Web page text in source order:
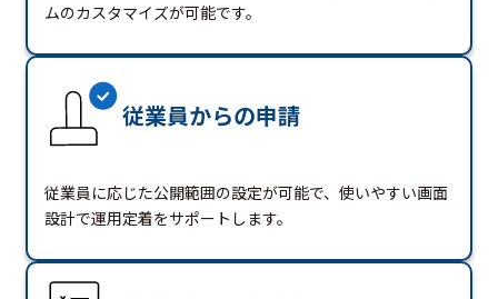
ムのカスタマイズが可能です。
従業員からの申請
従業員に応じた公開範囲の設定が可能で、使いやすい画面
設計で運用定着をサポートします。